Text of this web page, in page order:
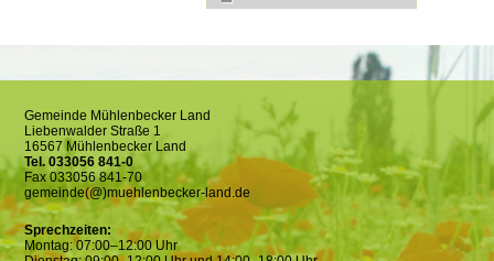
Gemeinde Mühlenbecker Land
Liebenwalder Straße 1
16567 Mühlenbecker Land
Tel. 033056 841-0
Fax 033056 841-70
gemeinde(@)muehlenbecker-land.de
Sprechzeiten:
Montag: 07:00–12:00 Uhr